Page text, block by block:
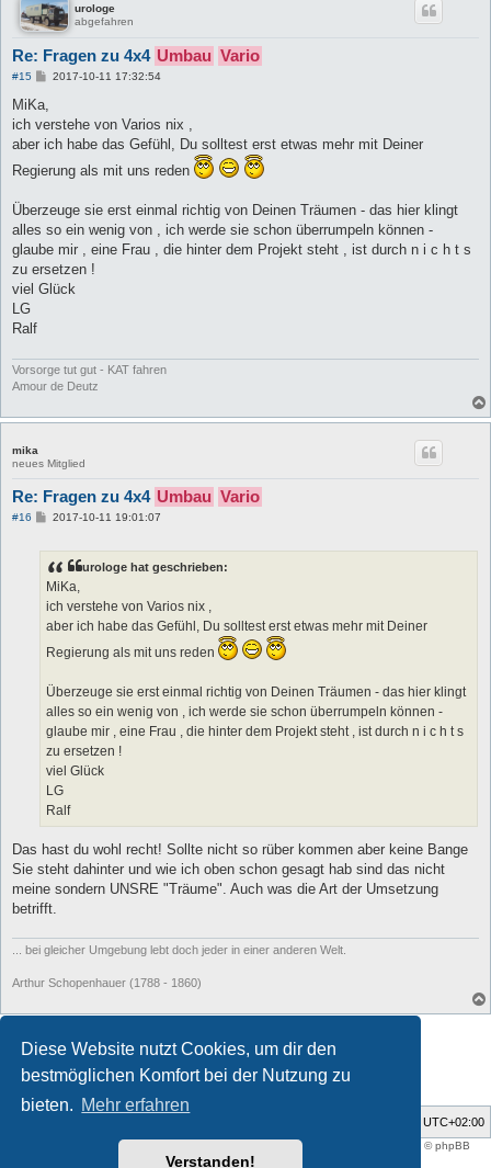
Diese Website nutzt Cookies, um dir den
bestmöglichen Komfort bei der Nutzung zu
bieten. Mehr erfahren
Verstanden!
urologe
abgefahren
Re: Fragen zu 4x4 Umbau Vario
#15
B
t
r
a
2017-10-11 17:32:54
MiKa,
ich verstehe von Varios nix ,
aber ich habe das Gefühl, Du solltest erst etwas mehr mit Deiner
Regierung als mit uns reden
Überzeuge sie erst einmal richtig von Deinen Träumen - das hier klingt
alles so ein wenig von , ich werde sie schon überrumpeln können -
glaube mir , eine Frau , die hinter dem Projekt steht , ist durch n i c h t s
zu ersetzen !
viel Glück
LG
Ralf
Vorsorge tut gut - KAT fahren
Amour de Deutz
mika
neues Mitglied
Re: Fragen zu 4x4 Umbau Vario
#16
B
r
a
g
2017-10-11 19:01:07
urologe hat geschrieben:
MiKa,
ich verstehe von Varios nix ,
aber ich habe das Gefühl, Du solltest erst etwas mehr mit Deiner
Regierung als mit uns reden
Überzeuge sie erst einmal richtig von Deinen Träumen - das hier klingt
alles so ein wenig von , ich werde sie schon überrumpeln können -
glaube mir , eine Frau , die hinter dem Projekt steht , ist durch n i c h t s
zu ersetzen !
viel Glück
LG
Ralf
Das hast du wohl recht! Sollte nicht so rüber kommen aber keine Bange
Sie steht dahinter und wie ich oben schon gesagt hab sind das nicht
meine sondern UNSRE "Träume". Auch was die Art der Umsetzung
betrifft.
... bei gleicher Umgebung lebt doch jeder in einer anderen Welt.
Arthur Schopenhauer (1788 - 1860)
16 Beiträge • Seite1 von1
UTC+02:00
support forum tricolor phpBB
® Forum Software © phpBB
Limited